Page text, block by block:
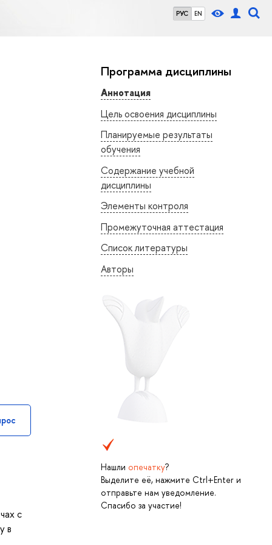
РУС EN
Программа дисциплины
Аннотация
Цель освоения дисциплины
Планируемые результаты
обучения
Содержание учебной
дисциплины
Элементы контроля
Промежуточная аттестация
Список литературы
Авторы
Нашли опечатку?
Выделите её, нажмите Ctrl+Enter и
отправьте нам уведомление.
Спасибо за участие!
с
в